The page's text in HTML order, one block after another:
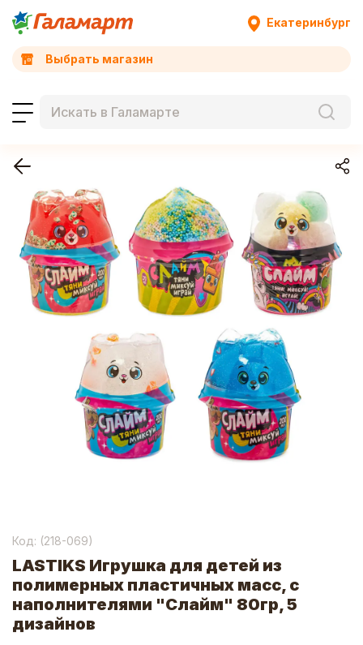
Екатеринбург
Выбрать магазин
Код: (218-069)
LASTIKS Игрушка для детей из
полимерных пластичных масс, с
наполнителями "Слайм" 80гр, 5
дизайнов